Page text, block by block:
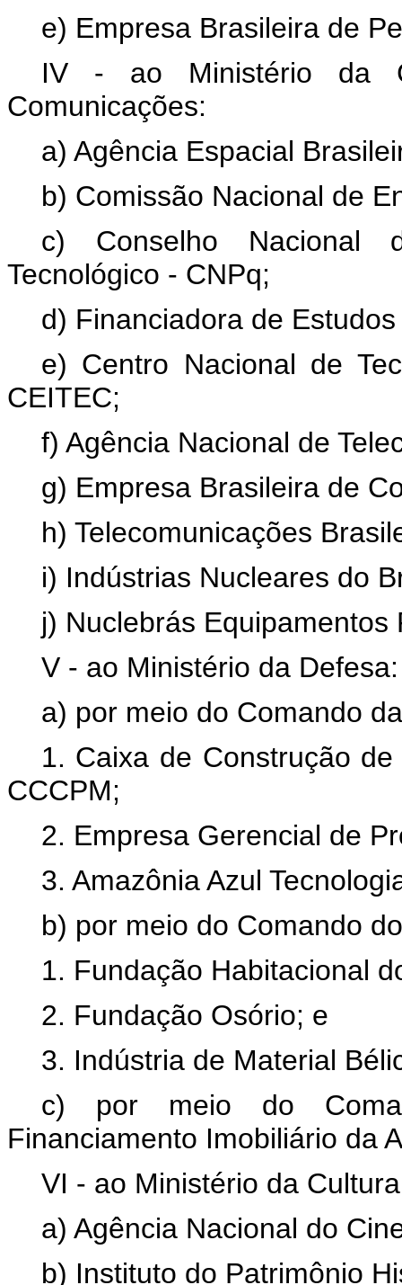
e) Empresa Brasileira de
IV - ao Ministério da
Comunicações:
a) Agência Espacial
b) Comissão Nacional de
c) Conselho Nacional
Tecnológico - CNPq;
d) Financiadora de
e) Centro Nacional de
CEITEC;
f) Agência Nacional de
g) Empresa Brasileira de
h) Telecomunicações
i) Indústrias Nucleares do
j) Nuclebrás Equipamentos
V - ao Ministério da Defesa:
a) por meio do Comando
1. Caixa de Construção
CCCPM;
2. Empresa Gerencial de
3. Amazônia Azul
b) por meio do Comando
1. Fundação Habitacional
2. Fundação Osório; e
3. Indústria de Material
c) por meio do
Financiamento Imobiliário da
VI - ao Ministério da
a) Agência Nacional do
b) Instituto do Patrimônio